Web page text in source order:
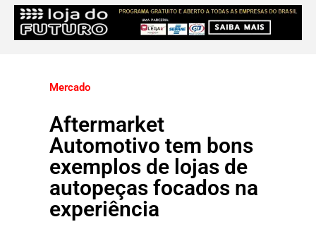
Mercado
Aftermarket
Automotivo tem bons
exemplos de lojas de
autopeças focados na
experiência